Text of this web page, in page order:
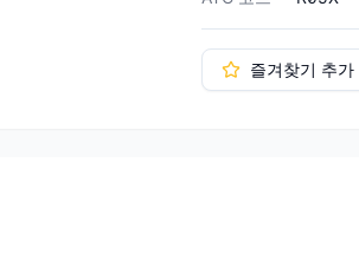
즐겨찾기 추가